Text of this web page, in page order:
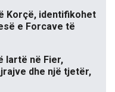
Korçë, identifikohet
e Forcave të
lartë në Fier,
dhe një tjetër,